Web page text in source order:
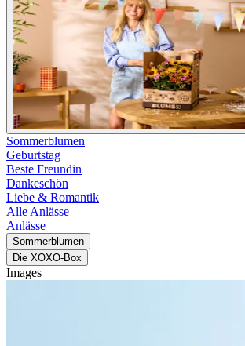
Sommerblumen
Geburtstag
Beste Freundin
Dankeschön
Liebe & Romantik
Alle Anlässe
Anlässe
Sommerblumen
Die XOXO-Box
Images